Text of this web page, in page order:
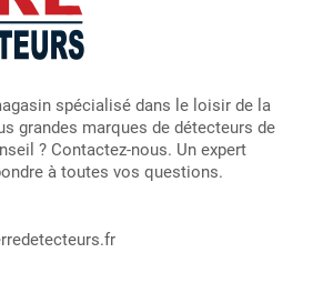
spécialisé dans le loisir de la
grandes marques de détecteurs de
? Contactez-nous. Un expert
à toutes vos questions.